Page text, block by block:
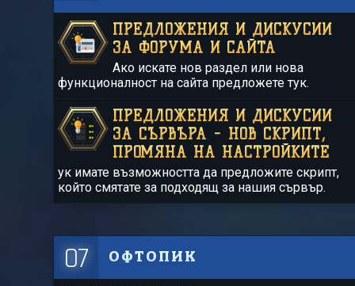
ПРЕДЛОЖЕНИЯ И ДИСКУСИИ
ЗА ФОРУМА И САЙТА
Ако искате нов раздел или нова
функционалност на сайта предложете тук.
ПРЕДЛОЖЕНИЯ И ДИСКУСИИ
ЗА СЪРВЪРА - НОВ СКРИПТ,
ПРОМЯНА НА НАСТРОЙКИТЕ
ук имате възможността да предложите скрипт,
който смятате за подходящ за нашия сървър.
07 ОФТОПИК